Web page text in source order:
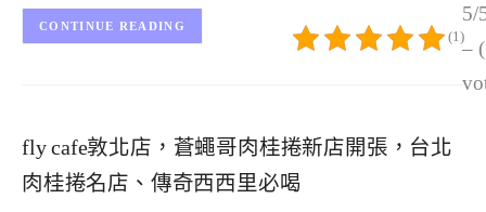
5/
–
(1)
CONTINUE READING
fly cafe敦北店，蒼蠅哥肉桂捲新店開張，台北
肉桂捲名店、傳奇西西里必喝